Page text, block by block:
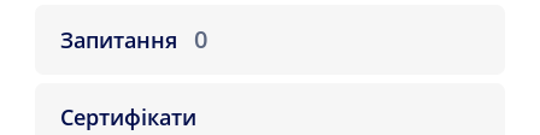
Запитання 0
Сертифікати